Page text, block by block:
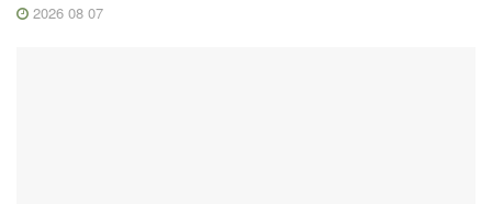
2026 08 07